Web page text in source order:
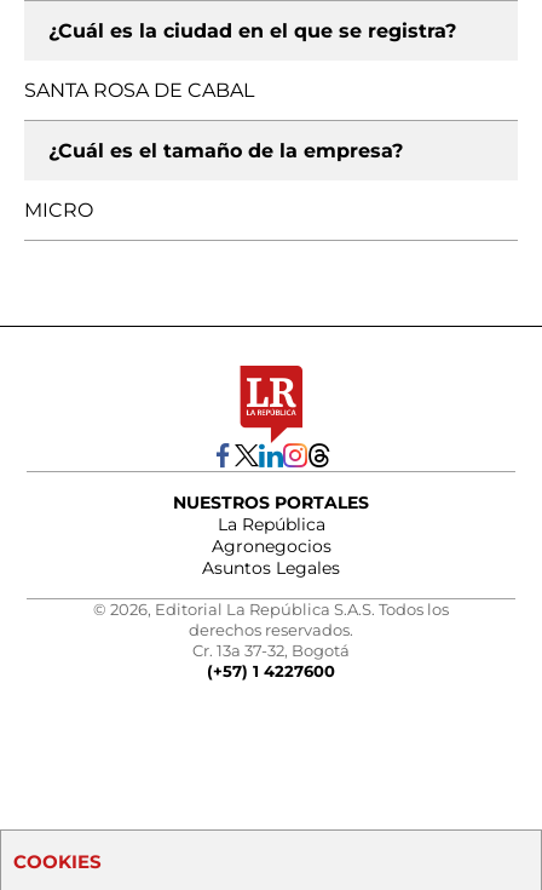
¿Cuál es la ciudad en el que se registra?
SANTA ROSA DE CABAL
¿Cuál es el tamaño de la empresa?
MICRO
NUESTROS PORTALES
La República
Agronegocios
Asuntos Legales
© 2026, Editorial La República S.A.S. Todos los
derechos reservados.
Cr. 13a 37-32, Bogotá
(+57) 1 4227600
COOKIES